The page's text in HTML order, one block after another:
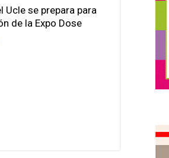
Ucle se prepara para
de la Expo Dose